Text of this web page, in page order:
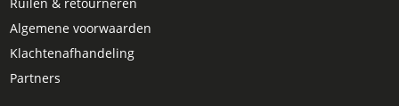
Algemene voorwaarden
Klachtenafhandeling
Partners